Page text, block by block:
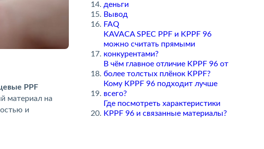
PPF
материал на
и
деньги
Вывод
FAQ
KAVACA SPEC PPF и KPPF 96
можно считать прямыми
конкурентами?
В чём главное отличие KPPF 96 от
олее толстых плёнок KPPF?
Кому KPPF 96 подходит лучше
сего?
Где посмотреть характеристики
KPPF 96 и связанные материалы?